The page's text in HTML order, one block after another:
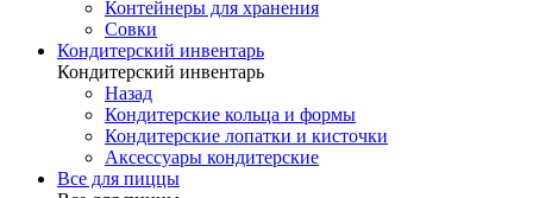
Контейнеры для хранения
Совки
Кондитерский инвентарь
Кондитерский инвентарь
Назад
Кондитерские кольца и формы
Кондитерские лопатки и кисточки
Аксессуары кондитерские
Все для пиццы